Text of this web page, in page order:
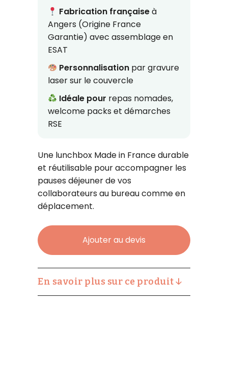
Fabrication françaiseà
Angers (Origine France
Garantie) avec assemblage en
ESAT
Personnalisation par gravure
laser sur le couvercle
Idéale pour repas nomades,
welcome packs et démarches
RSE
Une lunchbox Made in France durable
et réutilisable pour accompagner les
pauses déjeuner de vos
collaborateurs au bureau comme en
déplacement.
La
lunchbox
in
Ajouter au devis
En savoir plus sur ce produit ↓